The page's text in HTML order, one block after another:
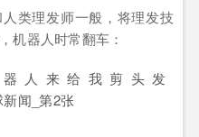
类理发师一般，将理发技
机器人时常翻车：